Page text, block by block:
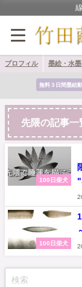
プロフィル 墨絵・水
無料３日間墨絵
先隈の記事一
100日柴犬
100日柴犬